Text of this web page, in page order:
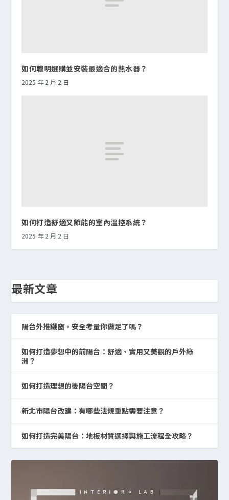
如何聰明選購並安裝最適合的熱水器？
2025 年 2 月 2 日
如何打造舒適又節能的室內溫控系統？
2025 年 2 月 2 日
最新文章
陽台外推鐵窗，安全考量你做足了嗎？
如何打造夢想中的前陽台：舒適、實用又美觀的戶外綠
洲？
如何打造理想的後陽台空間？
新北市陽台改建：有哪些法規重點需要注意？
如何打造完美陽台：地板材質選擇與施工流程全攻略？